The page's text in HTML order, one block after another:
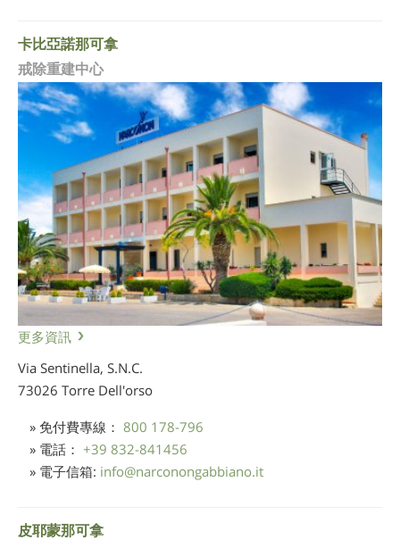
卡比亞諾那可拿
戒除重建中心
更多資訊
Via Sentinella, S.N.C.
73026 Torre Dell'orso
» 免付費專線： 800 178-796
» 電話： +39 832-841456
» 電子信箱: info@narconongabbiano.it
皮耶蒙那可拿